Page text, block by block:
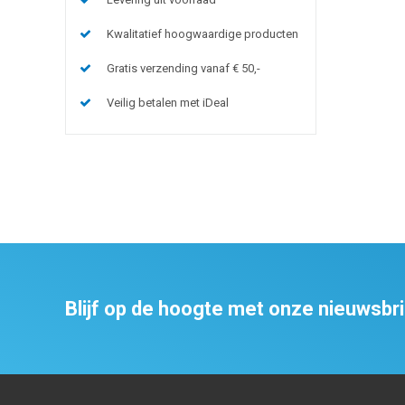
Kwalitatief hoogwaardige producten
Gratis verzending vanaf € 50,-
Veilig betalen met iDeal
Blijf op de hoogte met onze